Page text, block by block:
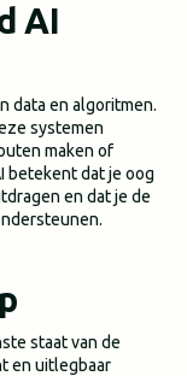
AI
data en algoritmen.
systemen
maken of
betekent dat je oog
en dat je de
staat van de
en uitlegbaar